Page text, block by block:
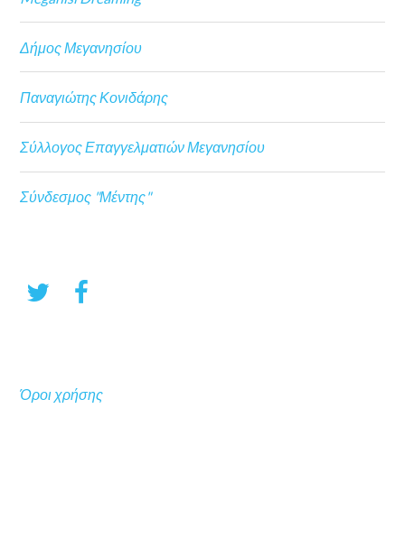
Δήμος Μεγανησίου
Παναγιώτης Κονιδάρης
Σύλλογος Επαγγελματιών Μεγανησίου
Σύνδεσμος "Μέντης"
Όροι χρήσης